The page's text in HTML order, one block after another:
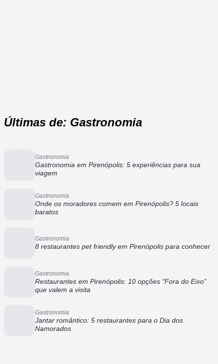
Últimas de: Gastronomia
Gastronomia
Gastronomia em Pirenópolis: 5 experiências para sua
viagem
Gastronomia
Onde os moradores comem em Pirenópolis? 5 locais
baratos
Gastronomia
8 restaurantes pet friendly em Pirenópolis para conhecer
Gastronomia
Restaurantes em Pirenópolis: 10 opções “Fora do Eixo”
que valem a visita
Gastronomia
Jantar romântico: 5 restaurantes para o Dia dos
Namorados